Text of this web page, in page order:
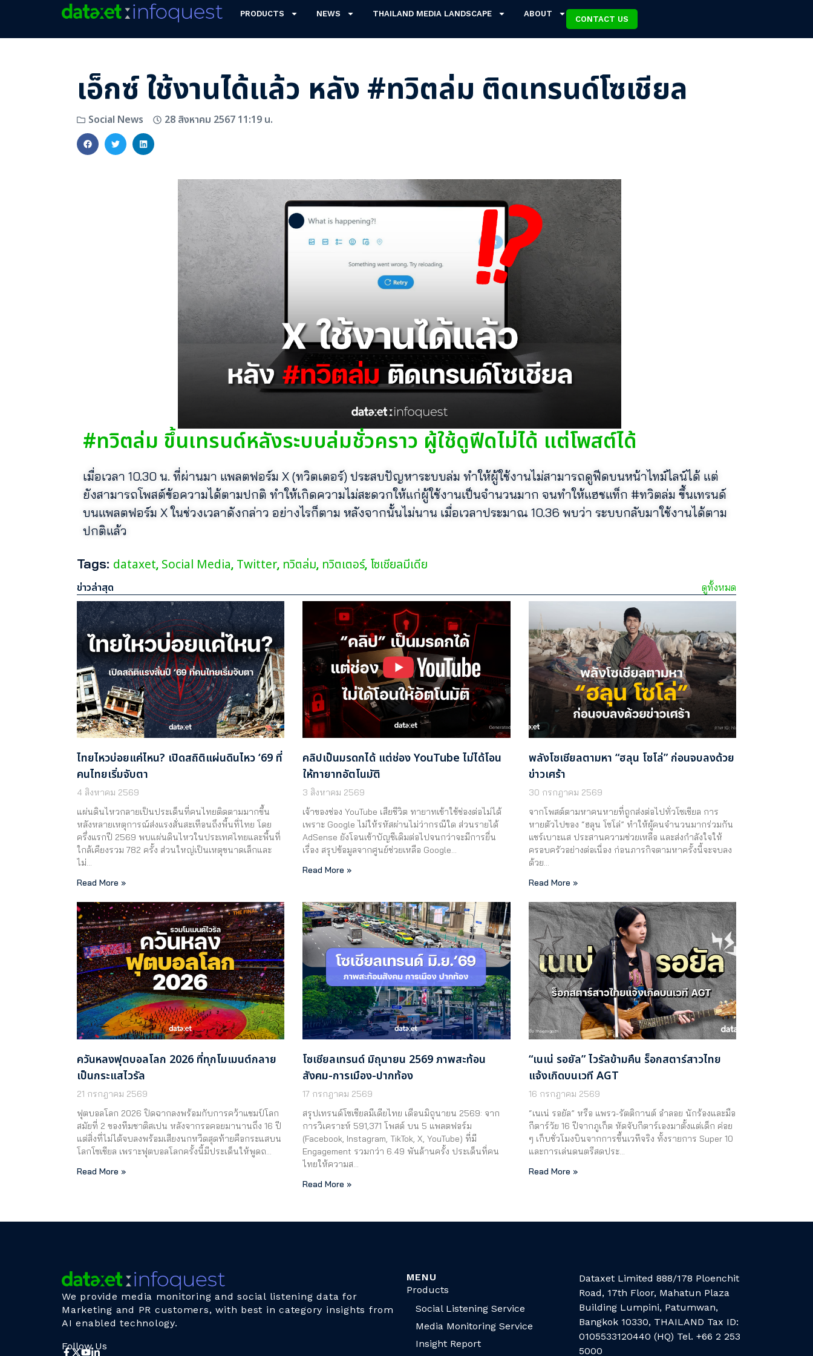
PRODUCTS NEWS THAILAND MEDIA LANDSCAPE ABOUT
CONTACT US
เอ็กซ์ ใช้งานได้แล้ว หลัง #ทวิตล่ม ติดเทรนด์โซเชียล
Social News 28 สิงหาคม 2567 11:19 น.
#ทวิตล่ม ขึ้นเทรนด์หลังระบบล่มชั่วคราว ผู้ใช้ดูฟีดไม่ได้ แต่โพสต์ได้
เมื่อเวลา 10.30 น. ที่ผ่านมา แพลตฟอร์ม X (ทวิตเตอร์) ประสบปัญหาระบบล่ม ทำให้ผู้ใช้งานไม่สามารถดูฟีดบนหน้าไทม์ไลน์ได้ แต่
ยังสามารถโพสต์ข้อความได้ตามปกติ ทำให้เกิดความไม่สะดวกให้แก่ผู้ใช้งานเป็นจำนวนมาก จนทำให้แฮชแท็ก #ทวิตล่ม ขึ้นเทรนด์
บนแพลตฟอร์ม X ในช่วงเวลาดังกล่าว อย่างไรก็ตาม หลังจากนั้นไม่นาน เมื่อเวลาประมาณ 10.36 พบว่า ระบบกลับมาใช้งานได้ตาม
ปกติแล้ว
Tags: dataxet, Social Media, Twitter, ทวิตล่ม, ทวิตเตอร์, โซเชียลมีเดีย
ข่าวล่าสุด ดูทั้งหมด
ไทยไหวบ่อยแค่ไหน? เปิดสถิติแผ่นดินไหว ‘69 ที่
คนไทยเริ่มจับตา
4 สิงหาคม 2569
แผ่นดินไหวกลายเป็นประเด็นที่คนไทยติดตามมากขึ้น
หลังหลายเหตุการณ์ส่งแรงสั่นสะเทือนถึงพื้นที่ไทย โดย
ครึ่งแรกปี 2569 พบแผ่นดินไหวในประเทศไทยและพื้นที่
ใกล้เคียงรวม 782 ครั้ง ส่วนใหญ่เป็นเหตุขนาดเล็กและ
ไม่…
Read More »
คลิปเป็นมรดกได้ แต่ช่อง YouTube ไม่ได้โอน
ให้ทายาทอัตโนมัติ
3 สิงหาคม 2569
เจ้าของช่อง YouTube เสียชีวิต ทายาทเข้าใช้ช่องต่อไม่ได้
เพราะ Google ไม่ให้รหัสผ่านไม่ว่ากรณีใด ส่วนรายได้
AdSense ยังโอนเข้าบัญชีเดิมต่อไปจนกว่าจะมีการยื่น
เรื่อง สรุปข้อมูลจากศูนย์ช่วยเหลือ Google…
Read More »
พลังโซเชียลตามหา “ฮลุน โซโล่” ก่อนจบลงด้วย
ข่าวเศร้า
30 กรกฎาคม 2569
จากโพสต์ตามหาคนหายที่ถูกส่งต่อไปทั่วโซเชียล การ
หายตัวไปของ “ฮลุน โซโล่” ทำให้ผู้คนจำนวนมากร่วมกัน
แชร์เบาะแส ประสานความช่วยเหลือ และส่งกำลังใจให้
ครอบครัวอย่างต่อเนื่อง ก่อนภารกิจตามหาครั้งนี้จะจบลง
ด้วย…
Read More »
ควันหลงฟุตบอลโลก 2026 ที่ทุกโมเมนต์กลาย
เป็นกระแสไวรัล
21 กรกฎาคม 2569
ฟุตบอลโลก 2026 ปิดฉากลงพร้อมกับการคว้าแชมป์โลก
สมัยที่ 2 ของทีมชาติสเปน หลังจากรอคอยมานานถึง 16 ปี
แต่สิ่งที่ไม่ได้จบลงพร้อมเสียงนกหวีดสุดท้ายคือกระแสบน
โลกโซเชียล เพราะฟุตบอลโลกครั้งนี้มีประเด็นให้พูดถ…
Read More »
โซเชียลเทรนด์ มิถุนายน 2569 ภาพสะท้อน
สังคม-การเมือง-ปากท้อง
17 กรกฎาคม 2569
สรุปเทรนด์โซเชียลมีเดียไทย เดือนมิถุนายน 2569: จาก
การวิเคราะห์ 591,371 โพสต์ บน 5 แพลตฟอร์ม
(Facebook, Instagram, TikTok, X, YouTube) ที่มี
Engagement รวมกว่า 6.49 พันล้านครั้ง ประเด็นที่คน
ไทยให้ความส…
Read More »
“เนเน่ รอยัล” ไวรัลข้ามคืน ร็อกสตาร์สาวไทย
แจ้งเกิดบนเวที AGT
16 กรกฎาคม 2569
“เนเน่ รอยัล” หรือ แพรว-รัตติกานต์ อำลอย นักร้องและมือ
กีตาร์วัย 16 ปีจากภูเก็ต หัดจับกีตาร์เองมาตั้งแต่เด็ก ค่อย
ๆ เก็บชั่วโมงบินจากการขึ้นเวทีจริง ทั้งรายการ Super 10
และการเล่นดนตรีสดประ…
Read More »
We provide media monitoring and social listening data for
Marketing and PR customers, with best in category insights from
AI enabled technology.
Follow Us
MENU
Products
Social Listening Service
Media Monitoring Service
Insight Report
Dataxet Limited 888/178 Ploenchit
Road, 17th Floor, Mahatun Plaza
Building Lumpini, Patumwan,
Bangkok 10330, THAILAND Tax ID:
0105533120440 (HQ) Tel. +66 2 253
5000